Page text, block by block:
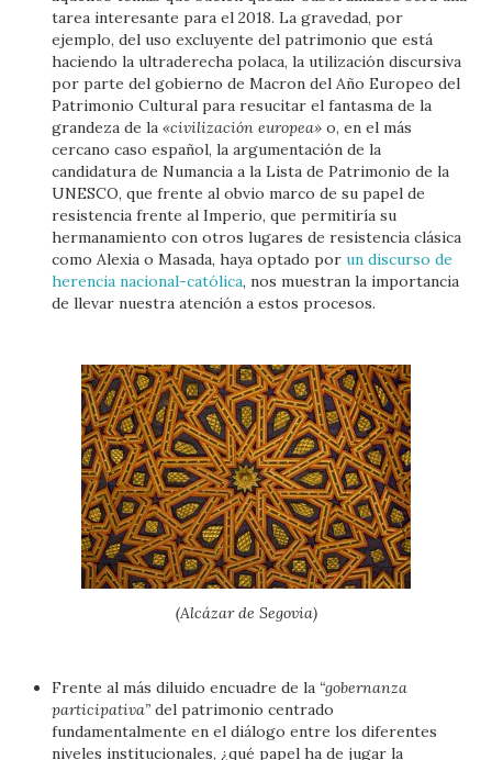
tarea interesante para el 2018. La gravedad, por
ejemplo, del uso excluyente del patrimonio que está
haciendo la ultraderecha polaca, la utilización discursiva
por parte del gobierno de Macron del Año Europeo del
Patrimonio Cultural para resucitar el fantasma de la
grandeza de la«civilización europea» o, en el más
cercano caso español, la argumentación de la
candidatura de Numancia a la Lista de Patrimonio de la
UNESCO, que frente al obvio marco de su papel de
resistencia frente al Imperio, que permitiría su
hermanamiento con otros lugares de resistencia clásica
como Alexia o Masada, haya optado porun discurso de
herencia nacional-católica, nos muestran la importancia
de llevar nuestra atención a estos procesos.
(Alcázar de Segovia)
Frente al más diluido encuadre de la “gobernanza
participativa” del patrimonio centrado
fundamentalmente en el diálogo entre los diferentes
niveles institucionales, ¿qué papel ha de jugar la